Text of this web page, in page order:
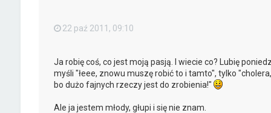
22 paź 2011, 09:10
Ja robię coś, co jest moją pasją. I wiecie co? Lubię
myśli "łeee, znowu muszę robić to i tamto", tylko
bo dużo fajnych rzeczy jest do zrobienia!"
Ale ja jestem młody, głupi i się nie znam.